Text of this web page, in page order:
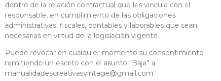
dentro de la relación contractual que les vincula con el
responsable, en cumplimiento de las obligaciones
administrativas, fiscales, contables y laborables que sean
necesarias en virtud de la legislación vigente.
Puede revocar en cualquier momento su consentimiento
remitiendo un escrito con el asunto “Baja” a
manualidadescreativasvintage@gmail.com.